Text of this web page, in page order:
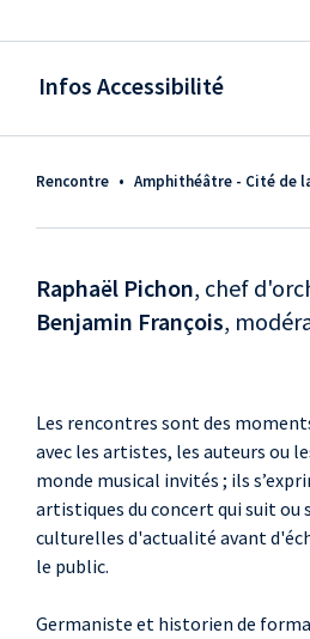
Rencontre • Amphithéâtre - Cité de
Raphaël Pichon, chef
Benjamin François,
Les rencontres sont des
avec les artistes, les auteurs ou
monde musical invités ; ils
artistiques du concert qui suit ou
culturelles d'actualité avant
le public.
Germaniste et historien de
Infos Accessibilité